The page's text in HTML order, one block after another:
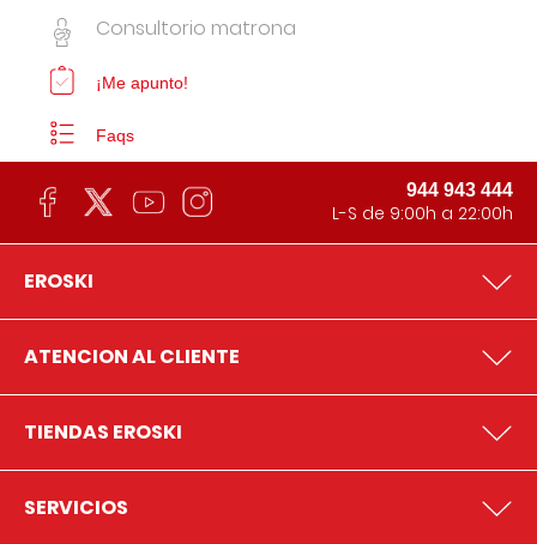
Consultorio matrona
¡Me apunto!
Faqs
944 943 444
L-S de 9:00h a 22:00h
EROSKI
ATENCION AL CLIENTE
TIENDAS EROSKI
SERVICIOS